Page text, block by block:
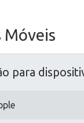
Móveis
para